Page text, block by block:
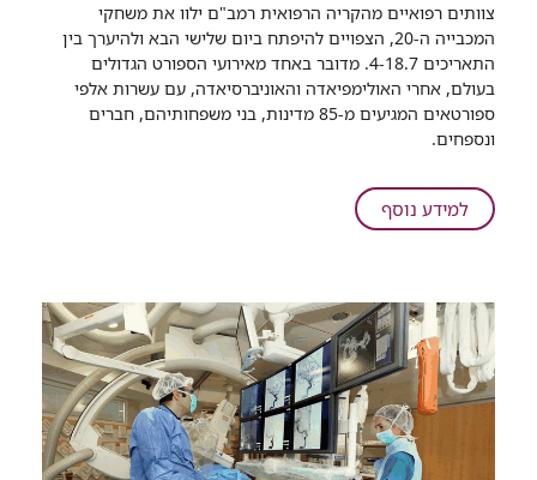
שיתוף
​
צוות
רמב"ם
ילווה
את
מכביית
הנוער
צוותים רפואיים מהקריה הרפואית רמב"ם ילוו את משחקי
המכבייה ה-20, הצפויים להיפתח ביום שלישי הבא ולהיערך בין
התאריכים 4-18.7. מדובר באחד מאירועי הספורט הגדולים
בעולם, אחרי האולימפיאדה והאוניברסיאדה, עם עשרות אלפי
ספורטאים המגיעים מ-85 מדינות, בני משפחותיהם, חברים
ונספחים.​
למידע נוסףעל
ילווה
את
משחקי
מכביית
הנוער
שיערכו
בחיפה